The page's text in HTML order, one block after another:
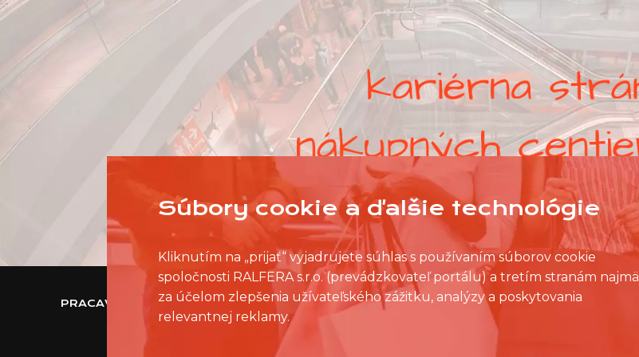
PRACAVNAKUPNOMCENTRE.SK ZOZNAM PREDAJNÍ ZOZNAM NC
OCHRANA OSOBNÝCH ÚDAJOV
Súbory cookie a ďalšie technológie
Kliknutím na „prijať“ vyjadrujete súhlas s používaním súborov cookie
spoločnosti RALFERA s.r.o. (prevádzkovateľ portálu) a tretím stranám najmä
za účelom zlepšenia užívateľského zážitku, analýzy a poskytovania
relevantnej reklamy.